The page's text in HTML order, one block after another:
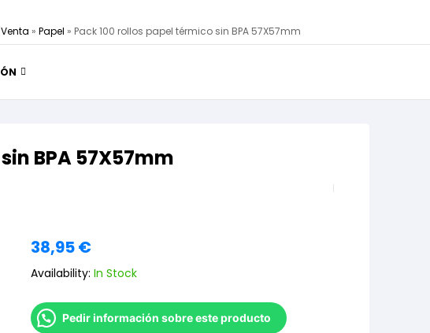
» Papel » Pack 100 rollos papel térmico sin BPA 57X57mm
BPA 57X57mm
38,95€
Availability: In Stock
Pedir información sobre este producto